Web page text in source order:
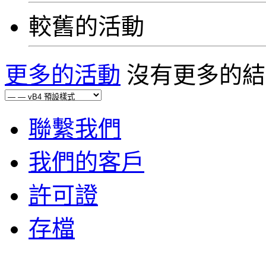
較舊的活動
更多的活動 沒有更多的
聯繫我們
我們的客戶
許可證
存檔